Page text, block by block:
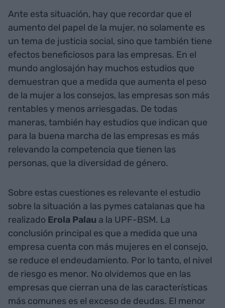
Ante esta situación, hay que recordar que el
aumento del papel de la mujer, no solamente es
un tema de justicia social, sino que también tiene
efectos beneficiosos para las empresas. En el
mundo anglosajón hay muchos estudios que
demuestran que a medida que aumenta el peso
de la mujer a los consejos, las empresas son más
rentables y menos arriesgadas. De todas
maneras, también hay estudios que indican que
para la buena marcha de las empresas es más
relevando la competencia que tienen las
personas, que la diversidad de género.
Sobre estas cuestiones es relevante el estudio
sobre la situación a las pymes catalanas que ha
realizado Erola Palau a la UPF-BSM. La
conclusión principal es que a medida que una
empresa cuenta con más mujeres en el consejo,
se reduce el endeudamiento. Por lo tanto, el nivel
de riesgo es menor. No olvidemos que en las
empresas que cierran una de las características
más comunes es el exceso de deudas. El menor